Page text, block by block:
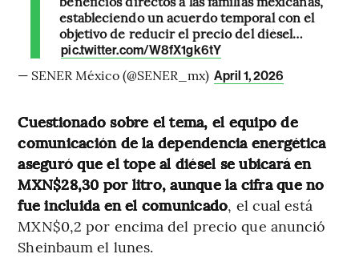
estableciendo un acuerdo temporal con el
objetivo de reducir el precio del diésel…
pic.twitter.com/W8fX1gk6tY
— SENER México (@SENER_mx) April 1, 2026
Cuestionado sobre el tema, el equipo de
comunicación de la dependencia energética
aseguró que el tope al diésel se ubicará en
MXN$28,30 por litro, aunque la cifra que no
fue incluida en el comunicado, el cual está
MXN$0,2 por encima del precio que anunció
Sheinbaum el lunes.